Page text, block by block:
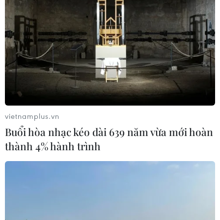
06/08/2026 06:31
Tây Ninh: Tạo điều kiện hình thành
doanh nghiệp công nghệ chiến lược
06/08/2026 04:45
Từ mở rộng số lượng đến nâng cao
chất lượng doanh nghiệp tư nhân ở
Tây Ninh
vietnamplus.vn
Buổi hòa nhạc kéo dài 639 năm vừa mới hoàn
thành 4% hành trình